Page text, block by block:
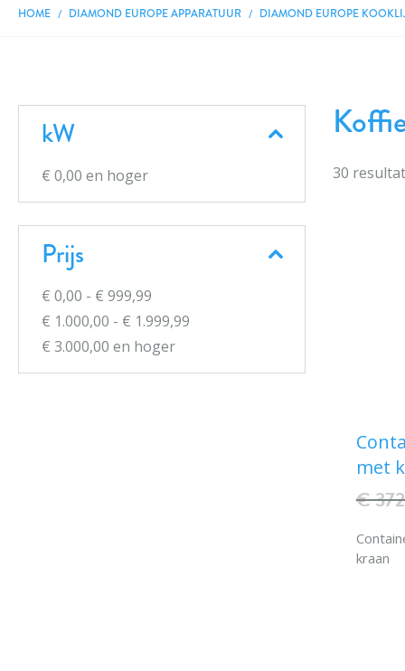
HOME DIAMOND EUROPE APPARATUUR DIAMOND EUROPE
30
met
€
kraan
kW
€ 0,00 en hoger
Prijs
€ 0,00 - € 999,99
€ 1.000,00 - € 1.999,99
€ 3.000,00 en hoger